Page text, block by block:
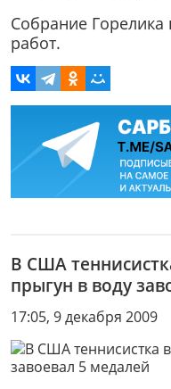
Собрание Горелика
работ.
В США
прыгун в воду
17:05, 9 декабря 2009